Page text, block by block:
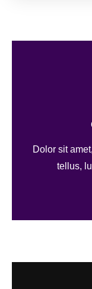
Dolor sit
tellus,